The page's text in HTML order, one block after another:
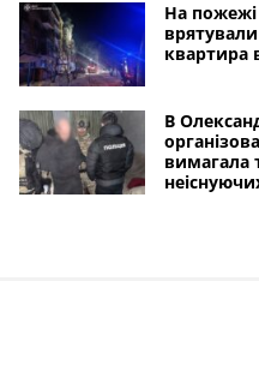
На пожежі
квартира
В
вимагала